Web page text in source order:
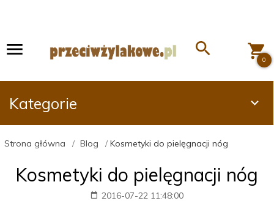
0
Kategorie
Strona główna Blog Kosmetyki do pielęgnacji nóg
Kosmetyki do pielęgnacji nóg
2016-07-22 11:48:00